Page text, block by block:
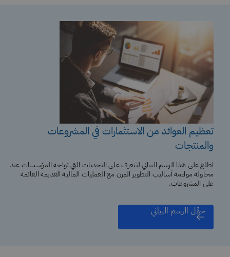
تعظيم العوائد من الاستثمارات في المشروعات
والمنتجات
اطلع على هذا الرسم البياني لتتعرف على التحديات التي تواجه المؤسسات عند
محاولة مواءمة أساليب التطوير المرن مع العمليات المالية القديمة القائمة
على المشروعات.
حمِّل الرسم البياني